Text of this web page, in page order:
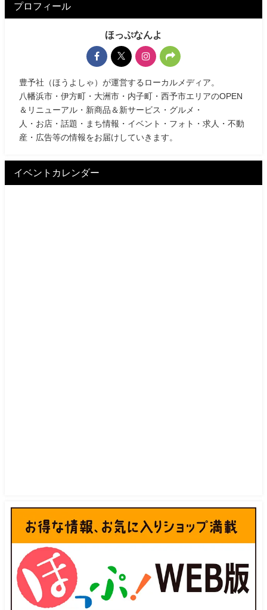
プロフィール
ほっぷなんよ
豊予社（ほうよしゃ）が運営するローカルメディア。
八幡浜市・伊方町・大洲市・内子町・西予市エリアのOPEN
＆リニューアル・新商品＆新サービス・グルメ・
人・お店・話題・まち情報・イベント・フォト・求人・不動
産・広告等の情報をお届けしていきます。
イベントカレンダー